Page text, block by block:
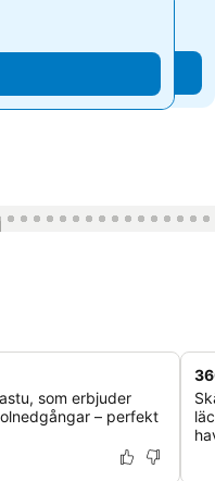
som erbjuder
– perfekt